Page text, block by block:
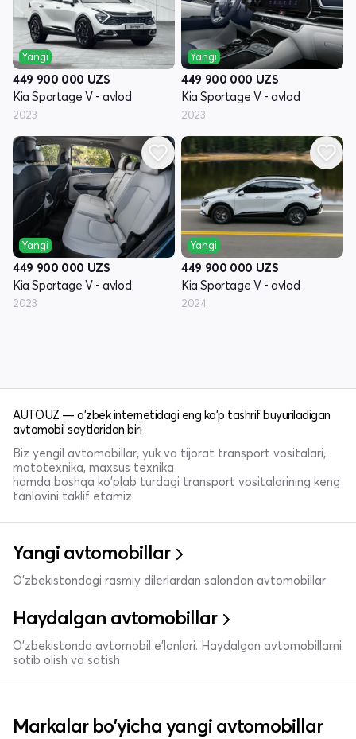
Yangi
449 900 000 UZS
Kia Sportage V - avlod
2023
Yangi
449 900 000 UZS
Kia Sportage V - avlod
2023
Yangi
449 900 000 UZS
Kia Sportage V - avlod
2023
Yangi
449 900 000 UZS
Kia Sportage V - avlod
2024
AUTO.UZ — o'zbek internetidagi eng ko'p tashrif buyuriladigan
avtomobil saytlaridan biri
Biz yengil avtomobillar, yuk va tijorat transport vositalari,
mototexnika, maxsus texnika
hamda boshqa ko'plab turdagi transport vositalarining keng
tanlovini taklif etamiz
Yangi avtomobillar
O'zbekistondagi rasmiy dilerlardan salondan avtomobillar
Haydalgan avtomobillar
O'zbekistonda avtomobil e’lonlari. Haydalgan avtomobillarni
sotib olish va sotish
Markalar bo'yicha yangi avtomobillar